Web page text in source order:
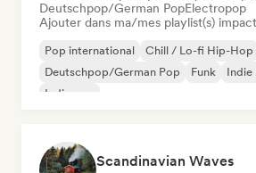
Deutschpop/German PopElectropop
Ajouter dans ma/mes playlist(s)
Pop international Chill / Lo-fi Hip-Hop
Deutschpop/German Pop
Funk Indie
Indie pop
Scandinavian Waves